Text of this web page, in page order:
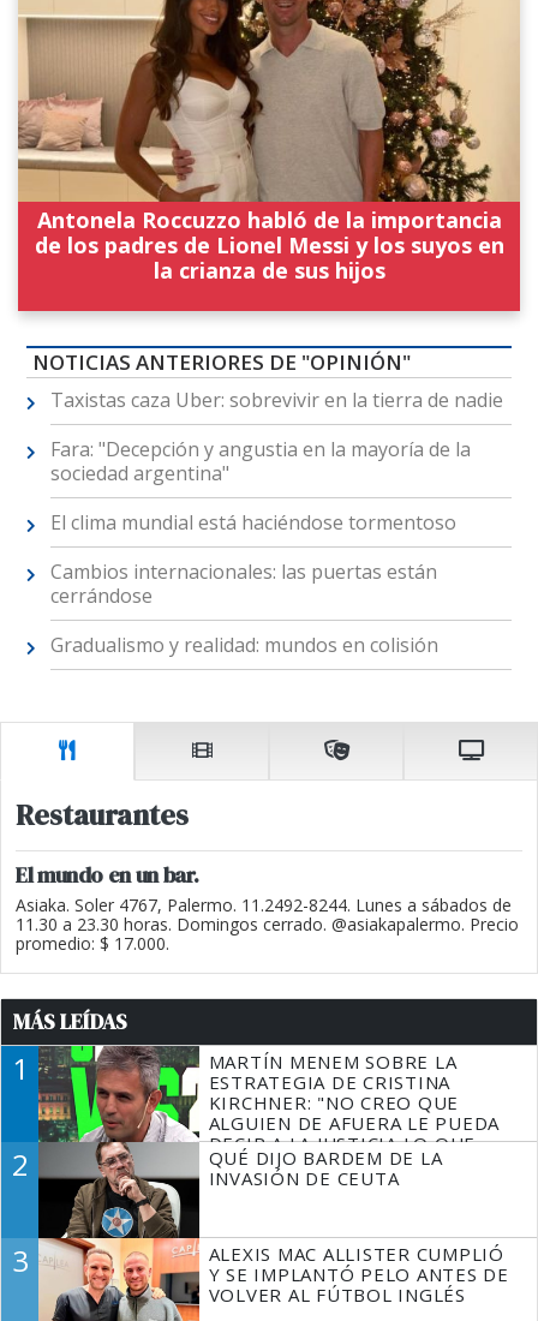
Antonela Roccuzzo habló de la importancia
de los padres de Lionel Messi y los suyos en
la crianza de sus hijos
NOTICIAS ANTERIORES DE "OPINIÓN"
Taxistas caza Uber: sobrevivir en la tierra de nadie
Fara: "Decepción y angustia en la mayoría de la
sociedad argentina"
El clima mundial está haciéndose tormentoso
Cambios internacionales: las puertas están
cerrándose
Gradualismo y realidad: mundos en colisión
Restaurantes
El mundo en un bar.
Asiaka. Soler 4767, Palermo. 11.2492-8244. Lunes a sábados de
11.30 a 23.30 horas. Domingos cerrado. @asiakapalermo. Precio
promedio: $ 17.000.
MÁS LEÍDAS
1
MARTÍN MENEM SOBRE LA
ESTRATEGIA DE CRISTINA
KIRCHNER: "NO CREO QUE
ALGUIEN DE AFUERA LE PUEDA
DECIR A LA JUSTICIA LO QUE
TIENE QUE HACER"
2
QUÉ DIJO BARDEM DE LA
INVASIÓN DE CEUTA
3
ALEXIS MAC ALLISTER CUMPLIÓ
Y SE IMPLANTÓ PELO ANTES DE
VOLVER AL FÚTBOL INGLÉS